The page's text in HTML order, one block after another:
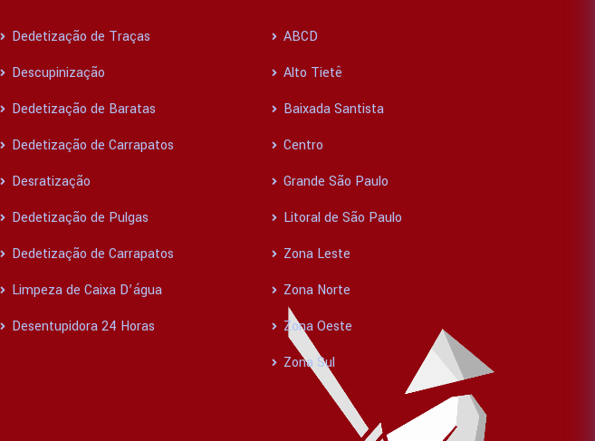
Dedetização de Traças
Descupinização
Dedetização de Baratas
Dedetização de Carrapatos
Desratização
Dedetização de Pulgas
Dedetização de Carrapatos
Limpeza de Caixa D’água
Desentupidora 24 Horas
ABCD
Alto Tietê
Baixada Santista
Centro
Grande São Paulo
Litoral de São Paulo
Zona Leste
Zona Norte
Zona Oeste
Zona Sul